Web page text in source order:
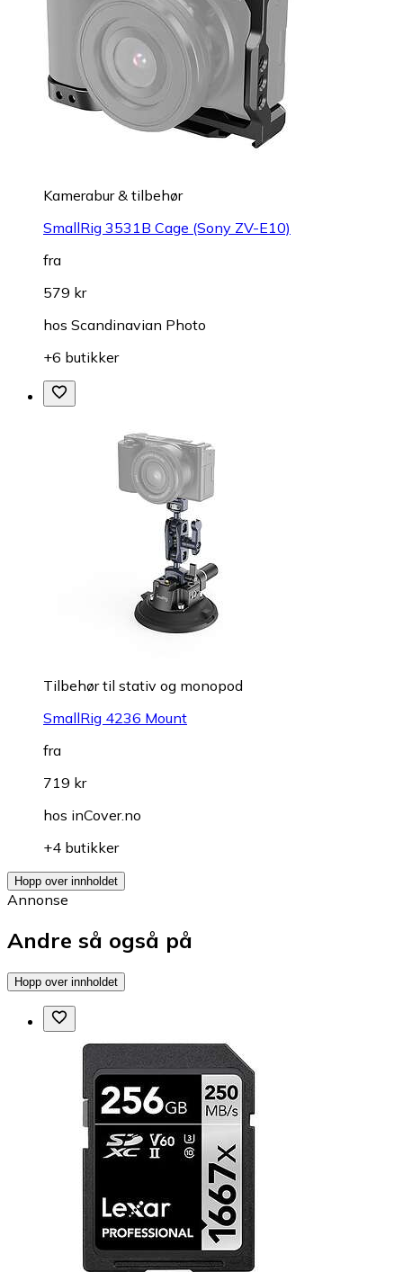
Kamerabur & tilbehør
SmallRig 3531B Cage (Sony ZV-E10)
fra
579 kr
hos Scandinavian Photo
+6 butikker
Tilbehør til stativ og monopod
SmallRig 4236 Mount
fra
719 kr
hos inCover.no
+4 butikker
Hopp over innholdet
Annonse
Andre så også på
Hopp over innholdet